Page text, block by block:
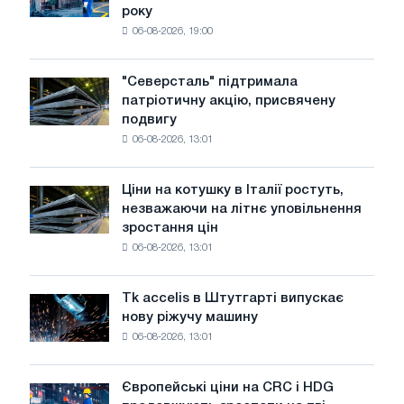
в
липні
з
максимуму
року
року
06-08-2026, 19:00
"Северсталь"
підтримала
патріотичну
радянської
авіації
в
Великої
Вітчизняної
війни
"Северсталь" підтримала
патріотичну акцію, присвячену
подвигу
06-08-2026, 13:01
Ціни
на
котушку
незважаючи
на
літнє
уповільнення
зростання
Ціни на котушку в Італії ростуть,
незважаючи на літнє уповільнення
зростання цін
06-08-2026, 13:01
Tk
accelis
в
нову
Tk accelis в Штутгарті випускає
нову ріжучу машину
06-08-2026, 13:01
Європейські
Європейські ціни на CRC і HDG